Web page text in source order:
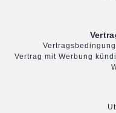
Vertrag mit Werbung